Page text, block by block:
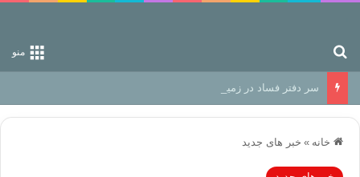
منو
سر دفتر فساد در زمین‌، دوری وکناره‌گیری از راه خداست‌!
خانه » خبر های جدید